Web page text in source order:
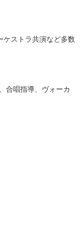
ケストラ共演など多数
合唱指導、ヴォーカ